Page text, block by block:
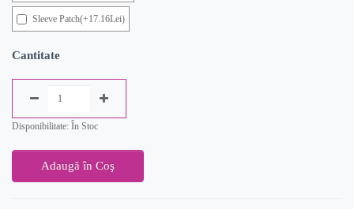
Sleeve Patch(+17.16Lei)
Cantitate
Disponibilitate: În Stoc
Adaugă în Coş